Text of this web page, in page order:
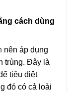
cách dùng
nên áp dụng
trùng. Đây là
tiêu diệt
đó có cả loài